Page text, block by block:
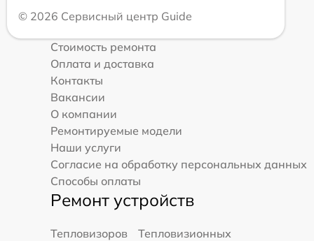
© 2026 Сервисный центр Guide
Стоимость ремонта
Оплата и доставка
Контакты
Вакансии
О компании
Ремонтируемые модели
Наши услуги
Согласие на обработку персональных данных
Способы оплаты
Ремонт устройств
Тепловизоров
Тепловизионных